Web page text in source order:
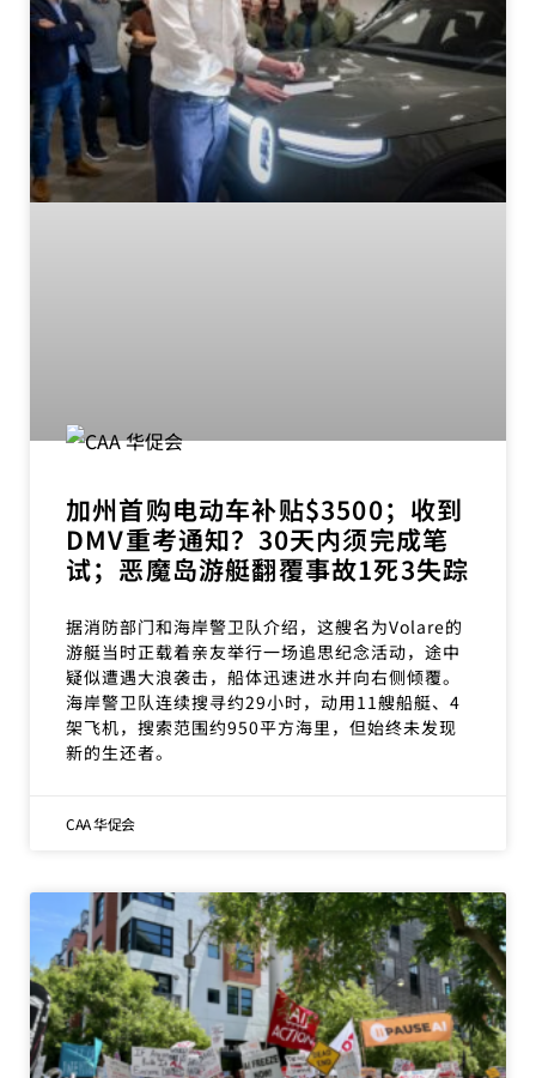
加州首购电动车补贴$3500；收到
DMV重考通知？30天内须完成笔
试；恶魔岛游艇翻覆事故1死3失踪
据消防部门和海岸警卫队介绍，这艘名为Volare的
游艇当时正载着亲友举行一场追思纪念活动，途中
疑似遭遇大浪袭击，船体迅速进水并向右侧倾覆。
海岸警卫队连续搜寻约29小时，动用11艘船艇、4
架飞机，搜索范围约950平方海里，但始终未发现
新的生还者。
CAA 华促会